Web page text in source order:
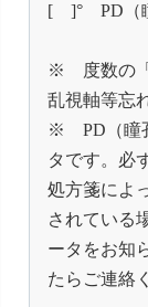
[ ]° PD（
※ 度数の「
乱視軸等忘
※ PD（瞳
タです。必
処方箋によ
されている
ータをお知
たらご連絡